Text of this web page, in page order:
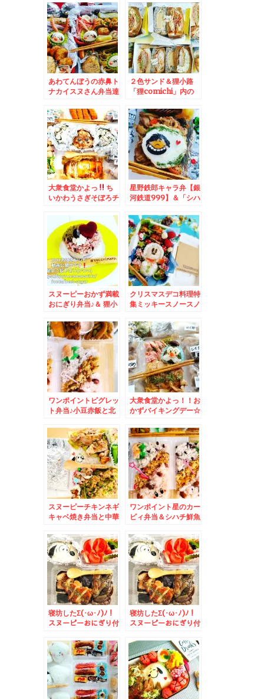
ハチ鮮魚店」の「海鮮
巻き」
等々特集＆もうね恵方
巻はこれでいやこれが
良い！！中央区狸小
路 狸comichi「シ
ハチ鮮魚店」の「海鮮
巻き」と「握り寿司」
あわてんぼうの赤鼻ト
ナカイスヌさん弁当達
comichi」内の「シ
ハチ鮮魚店」さんの
「海鮮巻き」600円あ
りえないボリューム(*
´艸`*)
２色サンド＆狸小路
「狸comichi」内の
ではお惣菜もお魚も買
えちゃいますよ～♪
大衆食堂かよっ
ち
いかわうさぎそぼろチ
バイキング＆狸小路
「狸comichi」内の
「シハチ鮮魚店」さん
「１０貫！お高いんで
しょう？」「海鮮巻き
ずし」絶品でコスパ良
すぎ(*´艸`*)
星野鉄郎キャラ弁【銀
河鉄道999】＆「シハ
替わり三色丼」♪
スヌーピーおかず満載
おにぎり弁当♪＆ 狸小
「焼鳥 富士山」さん
の「ヤキトン、シロ、
鳥レバー」タレがうま
っ(*´艸`*)
クリスマスデコ料理特
集ミッキースノースノ
「狸comichi」内の
「８２．５坪」さんは
牡蠣料理専門店だけど
ランチのボリューム(*
´艸`*)とジンギスカン
定食とまぜそばも美味
しいの～
ワンポイントピグレッ
ト弁当♪小豆赤飯と北
店「シハチの１０種海
鮮丼」が１５種だった
～～＾＾
大衆食堂かよっ！！お
かずバイキングデー☆
当＆札幌市中央区狸小
路「狸comichi」さ
んの「彩の匠
irodori」さんの「ウ
ニいくら丼」これで１
５００円( ﾟДﾟ)
スヌーピーチキンネギ
キャベ焼き弁当と中華
「そば処信州庵」さん
に「ざるそば」メニュ
ーがないわけと月末ま
で花尻ジンギスカンさ
んもお得メニューある
の(*´艸`*)
ワンポイント星のカー
ビィ弁当＆シハチ鮮魚
丼」
寝坊したΣ(･ω･ﾉ)ﾉ！
スヌーピーおにぎり付
寝坊したΣ(･ω･ﾉ)ﾉ！
スヌーピーおにぎり付